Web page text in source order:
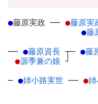
●藤原実政 ── ●藤原実
●藤
── ●藤原資長 ┬
●源季兼の娘 ┘
─ ●藤
─ ●姉小路実世 ── ●